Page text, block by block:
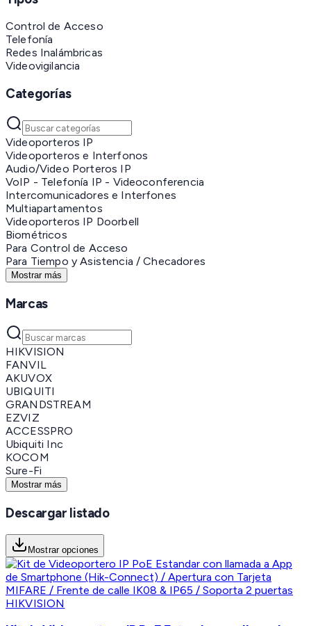
Control de Acceso
Telefonía
Redes Inalámbricas
Videovigilancia
Categorías
Videoporteros IP
Videoporteros e Interfonos
Audio/Video Porteros IP
VoIP - Telefonía IP - Videoconferencia
Intercomunicadores e Interfones
Multiapartamentos
Videoporteros IP Doorbell
Biométricos
Para Control de Acceso
Para Tiempo y Asistencia / Checadores
Mostrar más
Marcas
HIKVISION
FANVIL
AKUVOX
UBIQUITI
GRANDSTREAM
EZVIZ
ACCESSPRO
Ubiquiti Inc
KOCOM
Sure-Fi
Mostrar más
Descargar listado
Mostrar opciones
HIKVISION